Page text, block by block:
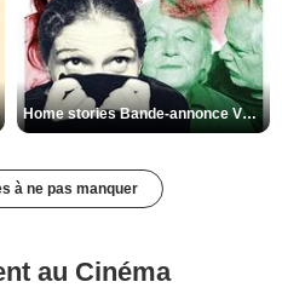
Home stories Bande-annonce VO STFR
à ne pas manquer
au Cinéma